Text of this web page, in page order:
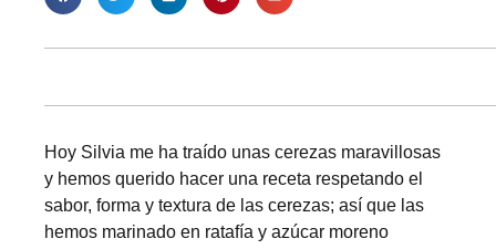
Hoy Silvia me ha traído unas cerezas maravillosas
y hemos querido hacer una receta respetando el
sabor, forma y textura de las cerezas; así que las
hemos marinado en ratafía y azúcar moreno